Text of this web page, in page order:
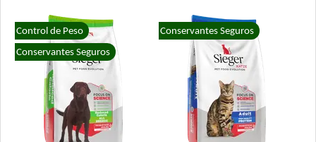
Control de Peso
Conservantes Seguros
Conservantes Seguros